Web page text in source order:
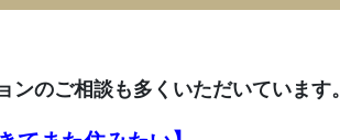
のご相談も多くいただいています。